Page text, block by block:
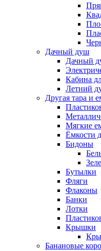
Дачный душ
Дачный
Кабина
Летний
Другая тара и
Мягкие
Ёмкости
Бидоны
Бутылки
Фляги
Флаконы
Банки
Лотки
Крышки
Банановые